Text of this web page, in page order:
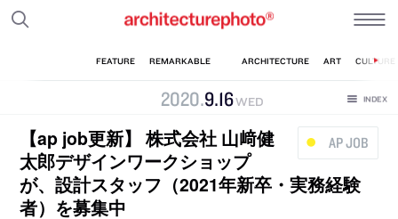
2020.9.16WED
AP JOB
【ap job更新】 株式会社 山﨑健
太郎デザインワークショップ
が、設計スタッフ（2021年新卒・実務経験
者）を募集中